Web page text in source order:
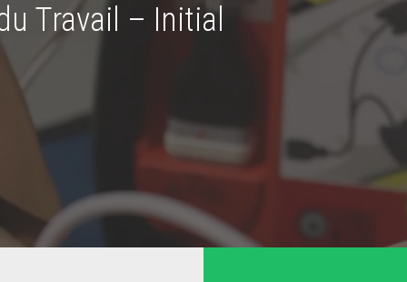
Travail – Initial